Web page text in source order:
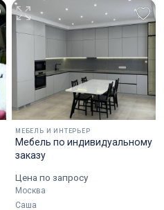
МЕБЕЛЬ И ИНТЕРЬЕР
Мебель по индивидуальному
заказу
Цена по запросу
Москва
Саша